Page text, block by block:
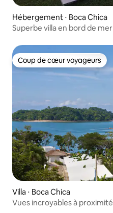
Hébergement ⋅ Boca Chica
Superbe villa en bord de
Coup de cœur voyageurs
Coup de cœur voyageurs
Villa ⋅ Boca Chica
Vues incroyables à